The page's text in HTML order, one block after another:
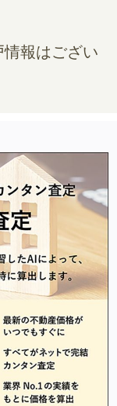
報はござい